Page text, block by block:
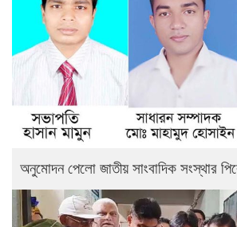
অনুমোদন পেলো জাতীয় সাংবাদিক সংস্থার